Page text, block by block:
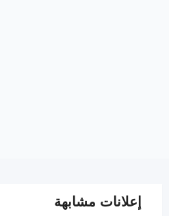
إعلانات مشابهة